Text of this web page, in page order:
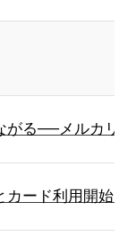
る──メルカリ
カード利用開始ま